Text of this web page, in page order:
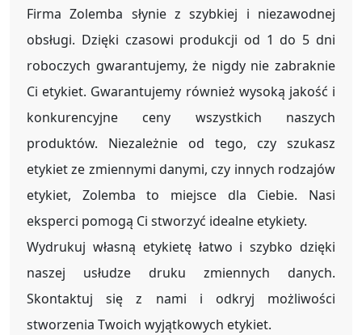
Firma Zolemba słynie z szybkiej i niezawodnej
obsługi. Dzięki czasowi produkcji od 1 do 5 dni
roboczych gwarantujemy, że nigdy nie zabraknie
Ci etykiet. Gwarantujemy również wysoką jakość i
konkurencyjne ceny wszystkich naszych
produktów. Niezależnie od tego, czy szukasz
etykiet ze zmiennymi danymi, czy innych rodzajów
etykiet, Zolemba to miejsce dla Ciebie. Nasi
eksperci pomogą Ci stworzyć idealne etykiety.
Wydrukuj własną etykietę łatwo i szybko dzięki
naszej usłudze druku zmiennych danych.
Skontaktuj się z nami i odkryj możliwości
stworzenia Twoich wyjątkowych etykiet.